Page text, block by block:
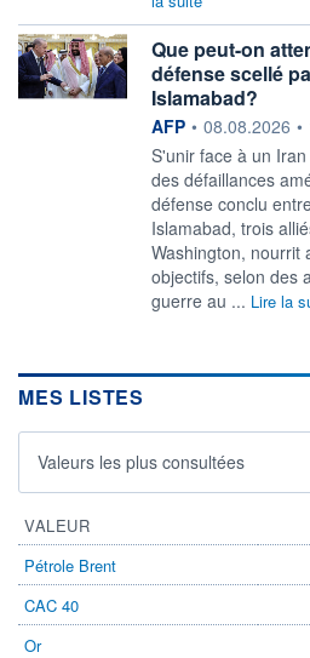
Que peut-on
défense scellé
Islamabad?
information fournie
AFP • 08.08.2026 •
S'unir face à un
des défaillances
défense conclu
Islamabad, trois
Washington, nourrit
objectifs, selon des
guerre au ... Lire la
MES LISTES
Valeurs les plus consultées
VALEUR
Pétrole Brent
CAC 40
Or